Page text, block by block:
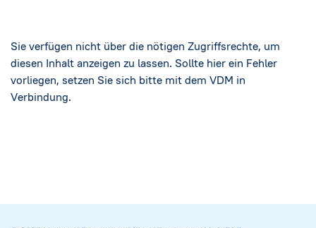
Sie verfügen nicht über die nötigen Zugriffsrechte, um
diesen Inhalt anzeigen zu lassen. Sollte hier ein Fehler
vorliegen, setzen Sie sich bitte mit dem VDM in
Verbindung.